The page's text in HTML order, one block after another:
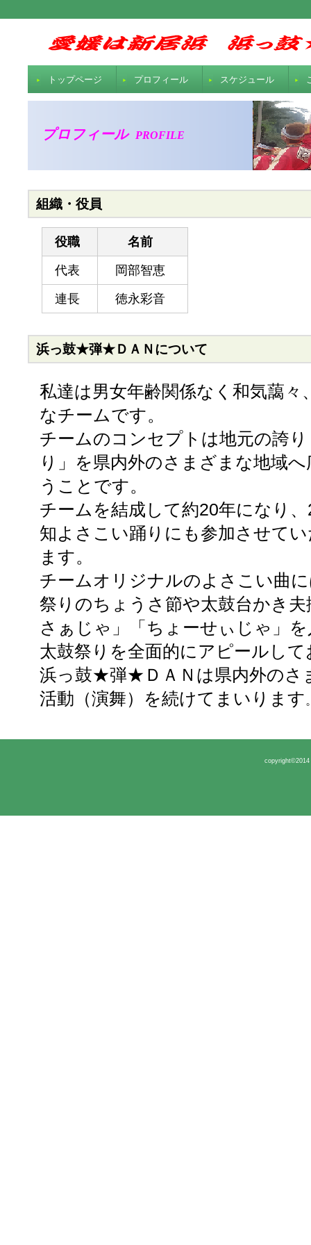
プロフィール PROFILE
組織・役員
役職 名前
代表 岡部智恵
連長 徳永彩音
浜っ鼓★弾★ＤＡＮについて
私達は男女年齢関係なく和気藹々
なチームです。
チームのコンセプトは地元の誇
り」を県内外のさまざまな地域
うことです。
チームを結成して約20年になり
知よさこい踊りにも参加させて
ます。
チームオリジナルのよさこい曲
祭りのちょうさ節や太鼓台かき
さぁじゃ」「ちょーせぃじゃ」
太鼓祭りを全面的にアピールし
浜っ鼓★弾★ＤＡＮは県内外のさ
活動（演舞）を続けてまいります
トップページ プロフィール スケジュール
copyright©2014